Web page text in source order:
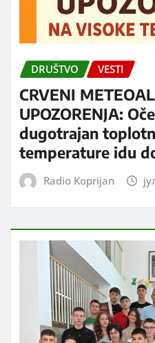
DRUŠTVO VESTI
CRVENI
UPOZORENJA:
dugotrajan
temperature idu
Radio Koprijan